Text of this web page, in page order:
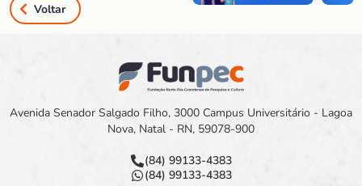
Voltar
Avenida Senador Salgado Filho, 3000 Campus Universitário - Lagoa
Nova, Natal - RN, 59078-900
(84) 99133-4383
(84) 99133-4383